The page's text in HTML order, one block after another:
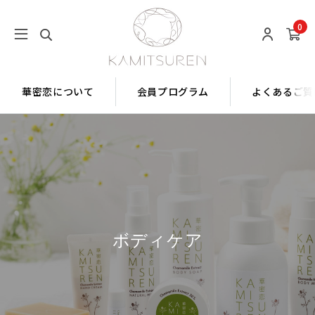
0
華密恋について 会員プログラム よくあるご
ボディケア